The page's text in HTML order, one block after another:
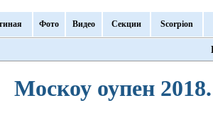
Фото Видео Секции Scorpion
Москоу оупен